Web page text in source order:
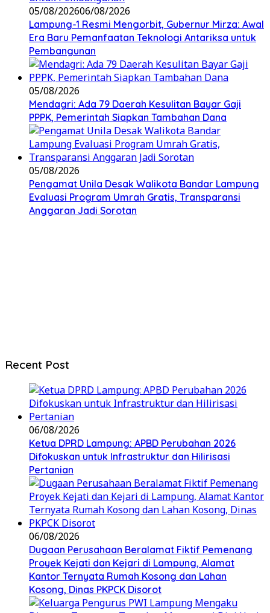
05/08/202606/08/2026
Lampung-1 Resmi Mengorbit, Gubernur Mirza: Awal
Era Baru Pemanfaatan Teknologi Antariksa untuk
Pembangunan
05/08/2026
Mendagri: Ada 79 Daerah Kesulitan Bayar Gaji
PPPK, Pemerintah Siapkan Tambahan Dana
05/08/2026
Pengamat Unila Desak Walikota Bandar Lampung
Evaluasi Program Umrah Gratis, Transparansi
Anggaran Jadi Sorotan
Recent Post
06/08/2026
Ketua DPRD Lampung: APBD Perubahan 2026
Difokuskan untuk Infrastruktur dan Hilirisasi
Pertanian
06/08/2026
Dugaan Perusahaan Beralamat Fiktif Pemenang
Proyek Kejati dan Kejari di Lampung, Alamat
Kantor Ternyata Rumah Kosong dan Lahan
Kosong, Dinas PKPCK Disorot